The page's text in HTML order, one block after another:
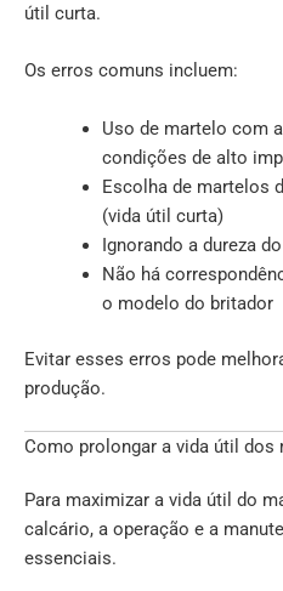
útil curta.
Os erros comuns incluem:
Uso de martelo com
condições de alto
Escolha de martelos
(vida útil curta)
Ignorando a dureza
Não há
o modelo do britador
Evitar esses erros pode
produção.
Como prolongar a vida útil dos
Para maximizar a vida útil do
calcário, a operação e a
essenciais.